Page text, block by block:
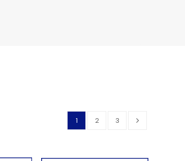
1 2 3